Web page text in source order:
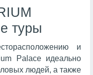
туры
и
Palace идеально
людей, а также